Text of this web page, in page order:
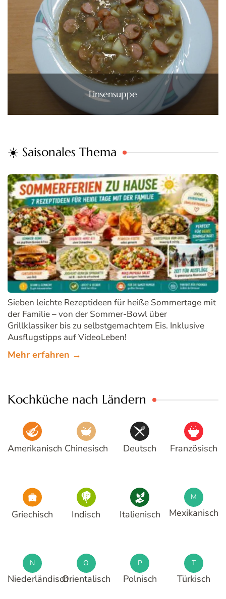
Linsensuppe
☀️ Saisonales Thema
Sieben leichte Rezeptideen für heiße Sommertage mit
der Familie – von der Sommer-Bowl über
Grillklassiker bis zu selbstgemachtem Eis. Inklusive
Ausflugstipps auf VideoLeben!
Mehr erfahren →
Kochküche nach Ländern
Amerikanisch Chinesisch Deutsch Französisch
Griechisch Indisch Italienisch
M
Mexikanisch
N
Niederländisch
O
Orientalisch
P
Polnisch
T
Türkisch